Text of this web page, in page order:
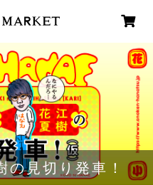
の見切り発車！